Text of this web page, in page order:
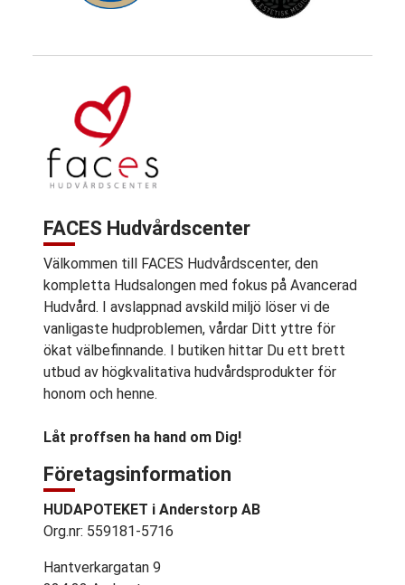
FACES Hudvårdscenter
Välkommen till FACES Hudvårdscenter, den
kompletta Hudsalongen med fokus på Avancerad
Hudvård. I avslappnad avskild miljö löser vi de
vanligaste hudproblemen, vårdar Ditt yttre för
ökat välbefinnande. I butiken hittar Du ett brett
utbud av högkvalitativa hudvårdsprodukter för
honom och henne.
Låt proffsen ha hand om Dig!
Företagsinformation
HUDAPOTEKET i Anderstorp AB
Org.nr: 559181-5716
Hantverkargatan 9